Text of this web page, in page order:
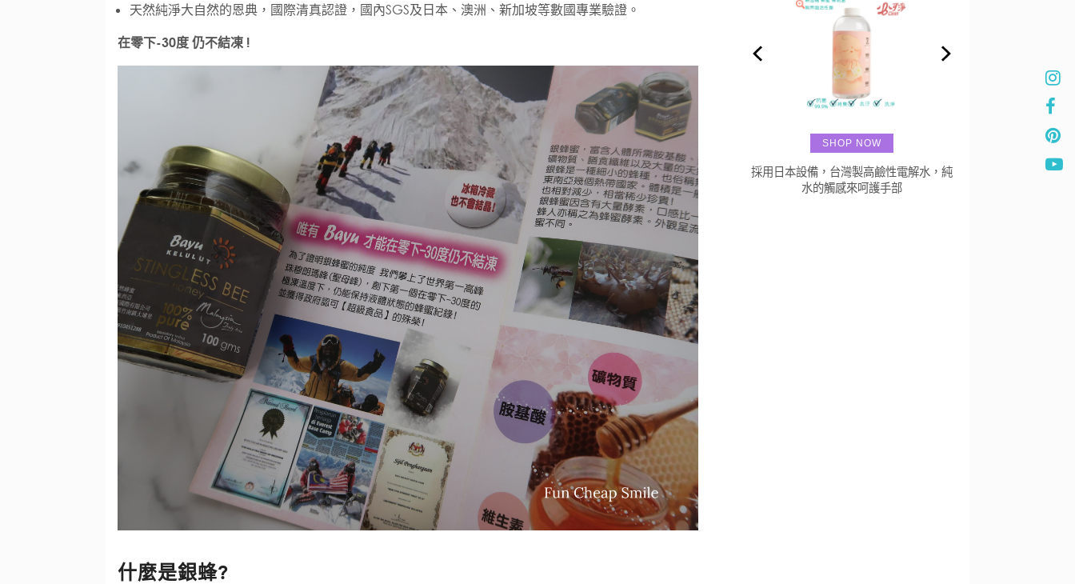
天然純淨大自然的恩典，國際清真認證，國內SGS及日本、澳洲、新加坡等數國專業驗證。
在零下-30度 仍不結凍 !
什麼是銀蜂?
SHOP NOW
採用日本設備，台灣製高鹼性電解水，純
水的觸感來呵護手部